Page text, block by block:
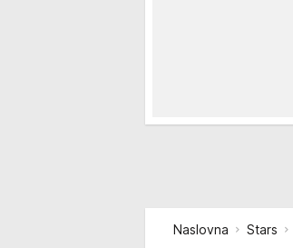
Naslovna Stars